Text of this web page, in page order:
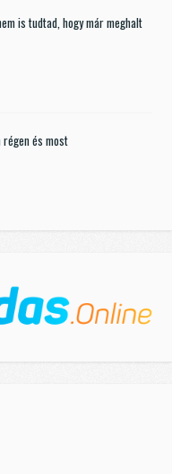
is tudtad, hogy már meghalt
és most